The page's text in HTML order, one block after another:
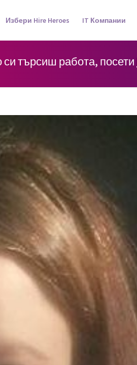
Избери Hire Heroes IT Компании
търсиш работа, посети